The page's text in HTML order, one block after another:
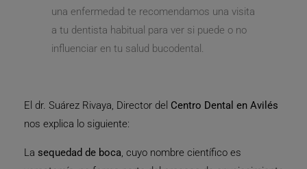
una enfermedad te recomendamos una visita
a tu dentista habitual para ver si puede o no
influenciar en tu salud bucodental.
El dr. Suárez Rivaya, Director del Centro Dental en Avilés
nos explica lo siguiente:
La sequedad de boca, cuyo nombre científico es